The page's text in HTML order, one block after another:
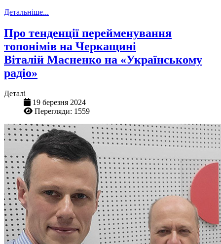
Детальніше...
Про тенденції перейменування
топонімів на Черкащині
Віталій Масненко на «Українському
радіо»
Деталі
19 березня 2024
Перегляди: 1559